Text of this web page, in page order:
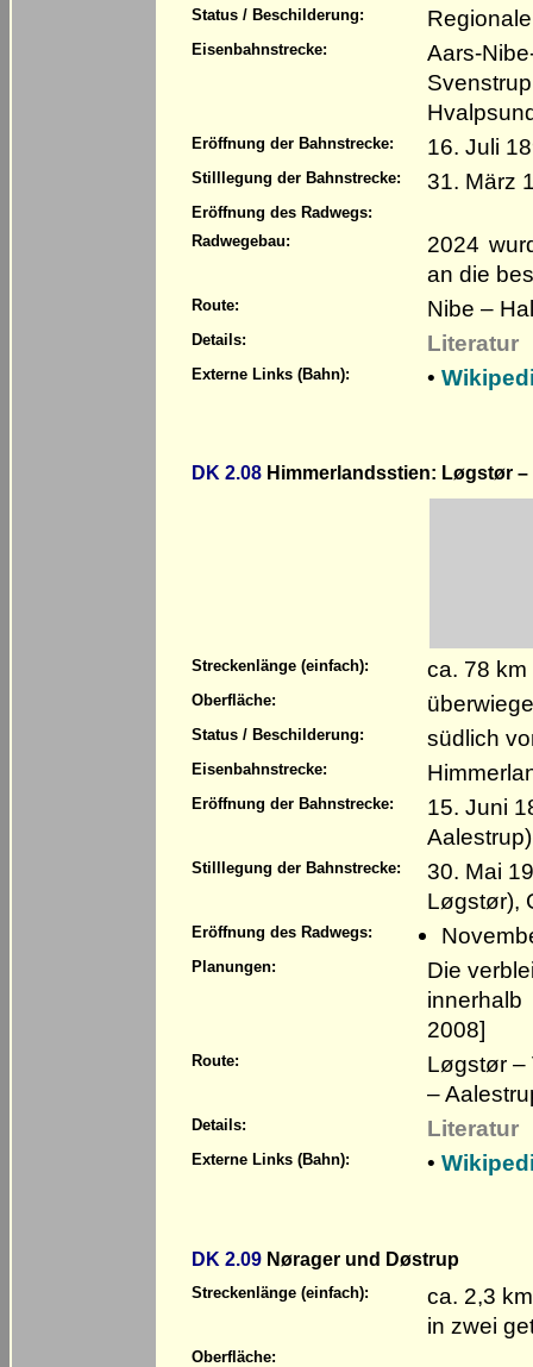
Status / Beschilderung:
Eisenbahnstrecke:
Aars-
Eröffnung der Bahnstrecke: 16. Juli
Stilllegung der Bahnstrecke: 31. März
Eröffnung des Radwegs:
Radwegebau:
2024
an die
Route: Nibe –
Details: Literatur
Externe Links (Bahn): •
DK 2.08 Himmerlandsstien: Løgstør
Streckenlänge (einfach): ca. 78
Oberfläche:
Status / Beschilderung: südlich
Eisenbahnstrecke:
Eröffnung der Bahnstrecke:
15. Juni
Aalestrup)
Stilllegung der Bahnstrecke:
30. Mai
Løgstør),
Eröffnung des Radwegs:
Planungen:
Die
2008]
Route:
Løgstør
–
Details: Literatur
Externe Links (Bahn): •
DK 2.09 Nørager und Døstrup
Streckenlänge (einfach):
ca. 2,3 km
in zwei
Oberfläche: